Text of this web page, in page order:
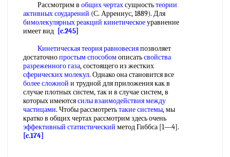
Рассмотрим в общих чертахсущностьтеории
активных соударений (С. Аррениус, 1889). Для
бимолекулярных реакций кинетическоеуравнение
имеет вид [c.245]
Кинетическая теория равновесияпозволяет
достаточнопростым способомописатьсвойства
разреженного газа, состоящего из жестких
сферических молекул. Однако она становится все
более сложной и трудной для приложения как в
случае плотных систем, так и в случае систем, в
которых имеютсясилы взаимодействия между
частицами. Чтобы рассмотретьтакие системы, мы
кратко в общих чертах рассмотрим здесь очень
эффективный статистический метод Гиббса [1—4].
[c.174]